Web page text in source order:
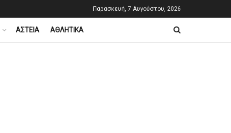
Παρασκευή, 7 Αυγούστου, 2026
ΑΣΤΕΙΑ ΑΘΛΗΤΙΚΑ